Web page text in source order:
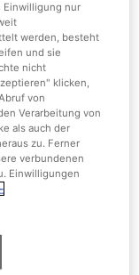
sind ja hart im
Ärger
unser
vorgestoßen ist.
freigelegt
Anblick der
ja riesig groß.
dieser
Einwilligung nur
werden, besteht
und sie
nicht
klicken,
von
Verarbeitung von
als auch der
zu. Ferner
verbundenen
Einwilligungen